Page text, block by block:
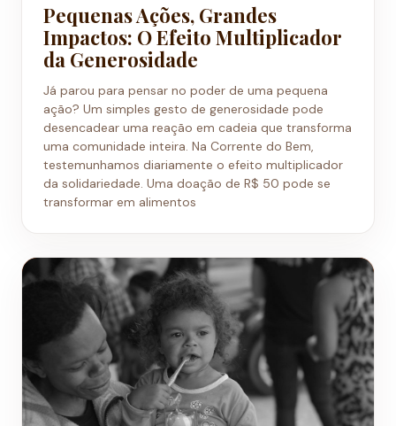
Pequenas Ações, Grandes
Impactos: O Efeito Multiplicador
da Generosidade
Já parou para pensar no poder de uma pequena
ação? Um simples gesto de generosidade pode
desencadear uma reação em cadeia que transforma
uma comunidade inteira. Na Corrente do Bem,
testemunhamos diariamente o efeito multiplicador
da solidariedade. Uma doação de R$ 50 pode se
transformar em alimentos